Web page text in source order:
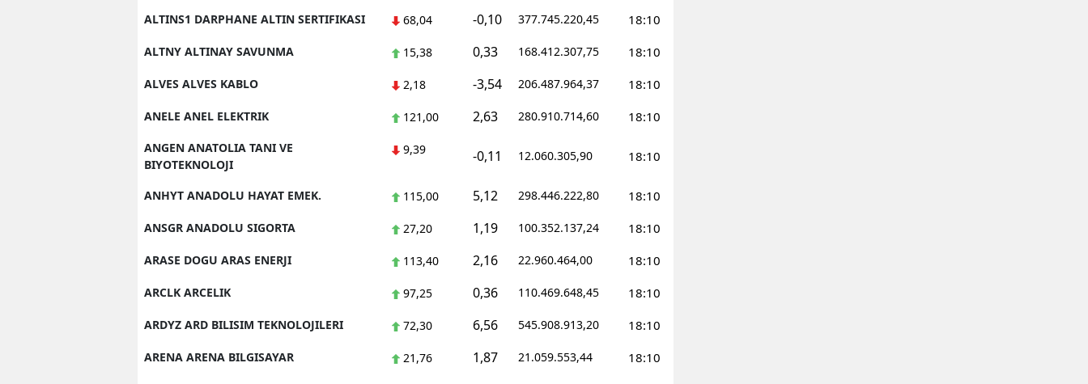
Van
Yozgat
Zonguldak
Aksaray
Bayburt
Karaman
ALTINS1 DARPHANE ALTIN SERTIFIKASI 68,04 -0,10 377.745.220,45 18:10
ALTNY ALTINAY SAVUNMA 15,38 0,33 168.412.307,75 18:10
ALVES ALVES KABLO 2,18 -3,54 206.487.964,37 18:10
ANELE ANEL ELEKTRIK 121,00 2,63 280.910.714,60 18:10
ANGEN ANATOLIA TANI VE
BIYOTEKNOLOJI
9,39 -0,11 12.060.305,90 18:10
ANHYT ANADOLU HAYAT EMEK. 115,00 5,12 298.446.222,80 18:10
ANSGR ANADOLU SIGORTA 27,20 1,19 100.352.137,24 18:10
ARASE DOGU ARAS ENERJI 113,40 2,16 22.960.464,00 18:10
ARCLK ARCELIK 97,25 0,36 110.469.648,45 18:10
ARDYZ ARD BILISIM TEKNOLOJILERI 72,30 6,56 545.908.913,20 18:10
ARENA ARENA BILGISAYAR 21,76 1,87 21.059.553,44 18:10